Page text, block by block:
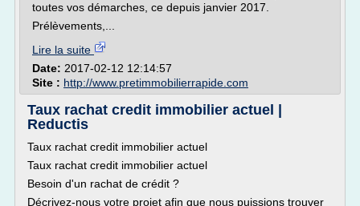
toutes vos démarches, ce depuis janvier 2017.
Prélèvements,...
Lire la suite
Date: 2017-02-12 12:14:57
Site : http://www.pretimmobilierrapide.com
Taux rachat credit immobilier actuel |
Reductis
Taux rachat credit immobilier actuel
Taux rachat credit immobilier actuel
Besoin d'un rachat de crédit ?
Décrivez-nous votre projet afin que nous puissions trouver